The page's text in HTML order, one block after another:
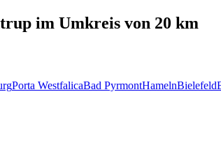
im Umkreis von 20 km
Porta WestfalicaBad PyrmontHamelnBielefeld